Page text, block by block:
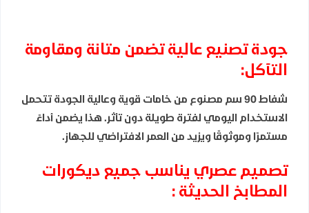
جودة تصنيع عالية تضمن متانة ومقاومة
التآكل:
شفاط 90 سم
مصنوع من خامات قوية وعالية الجودة تتحمل
الاستخدام اليومي لفترة طويلة دون تأثر. هذا يضمن أداءً
مستمرًا وموثوقًا ويزيد من العمر الافتراضي للجهاز.
تصميم عصري يناسب جميع ديكورات
المطابخ الحديثة :